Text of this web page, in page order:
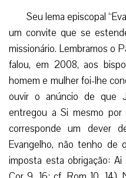
Seu lema episcopal
um convite que se
missionário. Lembramos o
falou, em 2008, aos
homem e mulher foi-lhe
ouvir o anúncio de que
entregou a Si mesmo
corresponde um dever
Evangelho, não tenho de
imposta esta obrigação: Ai